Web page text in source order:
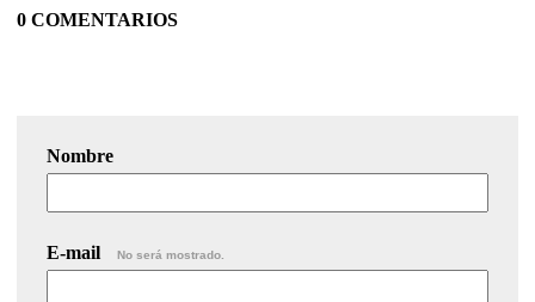
0 COMENTARIOS
Nombre
E-mail No será mostrado.